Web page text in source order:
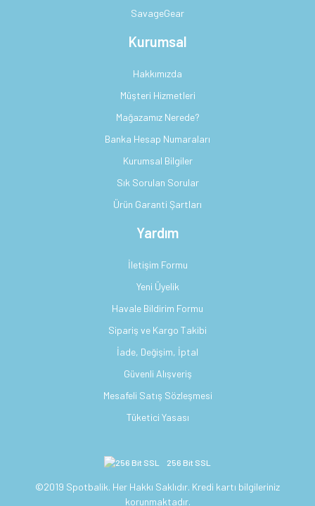
SavageGear
Kurumsal
Hakkımızda
Müşteri Hizmetleri
Mağazamız Nerede?
Banka Hesap Numaraları
Kurumsal Bilgiler
Sık Sorulan Sorular
Ürün Garanti Şartları
Yardım
İletişim Formu
Yeni Üyelik
Havale Bildirim Formu
Sipariş ve Kargo Takibi
İade, Değişim, İptal
Güvenli Alışveriş
Mesafeli Satış Sözleşmesi
Tüketici Yasası
256 Bit SSL
©2019 Spotbalik. Her Hakkı Saklıdır. Kredi kartı bilgileriniz
korunmaktadır.